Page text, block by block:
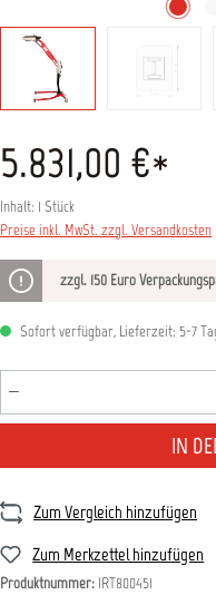
5.831,00 €*
Inhalt: 1 Stück
Preise inkl. MwSt. zzgl. Versandkosten
zzgl. 150 Euro
Sofort verfügbar, Lieferzeit: 5-7
Produkt Anzahl: Gib den
IN
Zum Vergleich hinzufügen
Zum Merkzettel hinzufügen
Produktnummer: IRT800451